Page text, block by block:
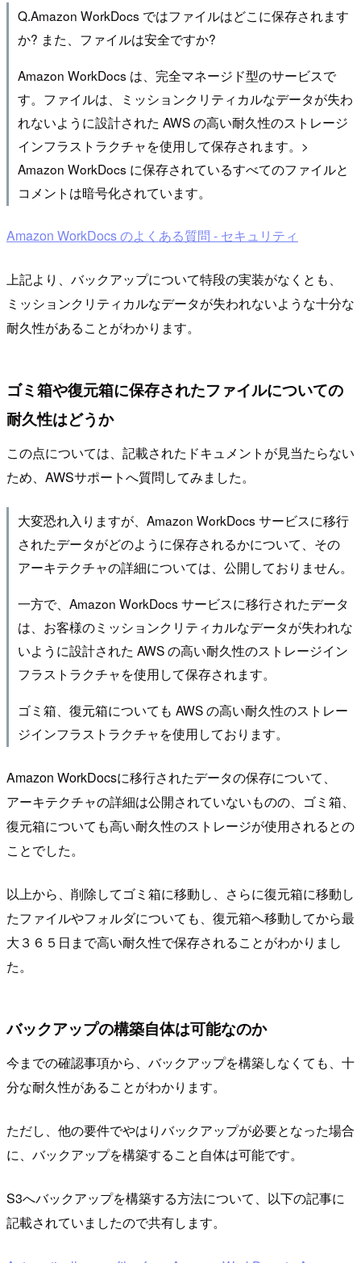
Q.Amazon WorkDocs ではファイルはどこに保存されます
か? また、ファイルは安全ですか?
Amazon WorkDocs は、完全マネージド型のサービスで
す。ファイルは、ミッションクリティカルなデータが失わ
れないように設計された AWS の高い耐久性のストレージ
インフラストラクチャを使用して保存されます。>
Amazon WorkDocs に保存されているすべてのファイルと
コメントは暗号化されています。
Amazon WorkDocs のよくある質問 - セキュリティ
上記より、バックアップについて特段の実装がなくとも、
ミッションクリティカルなデータが失われないような十分な
耐久性があることがわかります。
ゴミ箱や復元箱に保存されたファイルについての
耐久性はどうか
この点については、記載されたドキュメントが見当たらない
ため、AWSサポートへ質問してみました。
大変恐れ入りますが、Amazon WorkDocs サービスに移行
されたデータがどのように保存されるかについて、その
アーキテクチャの詳細については、公開しておりません。
一方で、Amazon WorkDocs サービスに移行されたデータ
は、お客様のミッションクリティカルなデータが失われな
いように設計された AWS の高い耐久性のストレージイン
フラストラクチャを使用して保存されます。
ゴミ箱、復元箱についても AWS の高い耐久性のストレー
ジインフラストラクチャを使用しております。
Amazon WorkDocsに移行されたデータの保存について、
アーキテクチャの詳細は公開されていないものの、ゴミ箱、
復元箱についても高い耐久性のストレージが使用されるとの
ことでした。
以上から、削除してゴミ箱に移動し、さらに復元箱に移動し
たファイルやフォルダについても、復元箱へ移動してから最
大３６５日まで高い耐久性で保存されることがわかりまし
た。
バックアップの構築自体は可能なのか
今までの確認事項から、バックアップを構築しなくても、十
分な耐久性があることがわかります。
ただし、他の要件でやはりバックアップが必要となった場合
に、バックアップを構築すること自体は可能です。
S3へバックアップを構築する方法について、以下の記事に
記載されていましたので共有します。